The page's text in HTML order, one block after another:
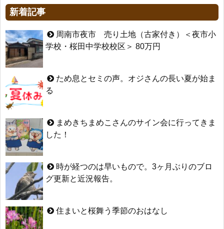
新着記事
周南市夜市 売り土地（古家付き）＜夜市小
学校・桜田中学校校区＞ 80万円
ため息とセミの声。オジさんの長い夏が始ま
る
まめきちまめこさんのサイン会に行ってきま
した！
時が経つのは早いもので。3ヶ月ぶりのブロ
グ更新と近況報告。
住まいと桜舞う季節のおはなし